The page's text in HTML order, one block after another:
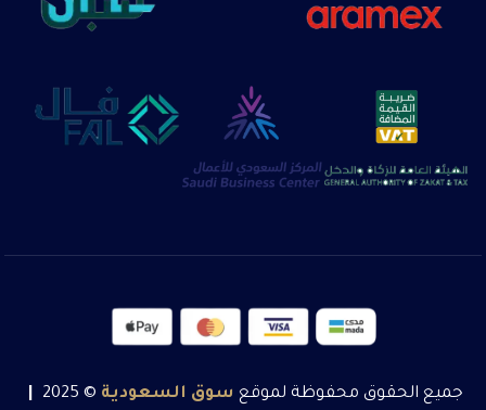
جميع الحقوق محفوظة لموقع سوق السعودية © 2025